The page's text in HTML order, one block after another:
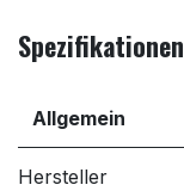
Spezifikationen
Allgemein
Hersteller